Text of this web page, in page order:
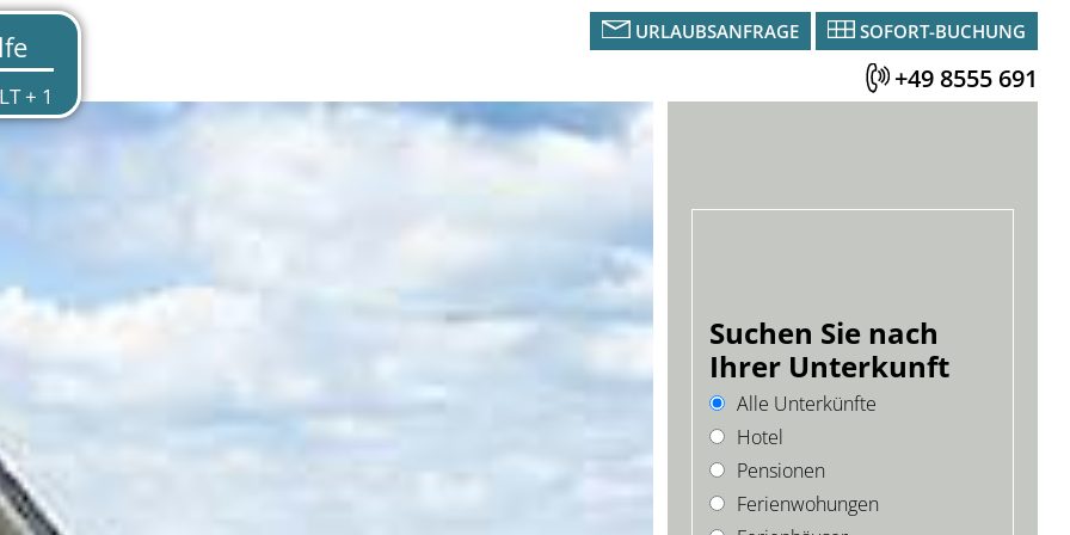
URLAUBSANFRAGE SOFORT-BUCHUNG
+49 8555 691
Suchen Sie nach
Ihrer Unterkunft
Alle Unterkünfte
Hotel
Pensionen
Ferienwohungen